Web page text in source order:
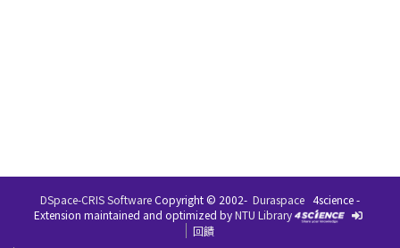
DSpace-CRIS SoftwareCopyright © 2002- Duraspace 4science -
Extension maintained and optimized byNTU Library
回饋